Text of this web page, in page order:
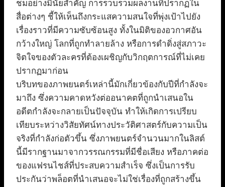
ชมอย่างมีนัยสำคัญ การรวบรวมผลงานที่ปรากฏใน
สื่อต่างๆ ชี้ให้เห็นถึงกระแสความสนใจที่พุ่งเป้าไปยัง
เรื่องราวที่มีความซับซ้อนสูง ทั้งในมิติของอวกาศอัน
กว้างใหญ่ โลกที่ถูกทำลายล้าง หรือการดำดิ่งสู่สภาวะ
จิตใจของตัวละครที่ต้องเผชิญกับวิกฤตการณ์ที่ไม่เคย
ปรากฏมาก่อน
บริบทของภาพยนตร์เหล่านี้มักเกี่ยวข้องกับปีที่กำลังจะ
มาถึง ซึ่งความคาดหวังต่ออนาคตที่ถูกนำเสนอใน
อดีตกำลังจะกลายเป็นปัจจุบัน ทำให้เกิดการเปรียบ
เทียบระหว่างวิสัยทัศน์ทางประวัติศาสตร์กับความเป็น
จริงที่กำลังก่อตัวขึ้น ซึ่งภาพยนตร์จำนวนมากในลิสต์
นี้มีรากฐานมาจากวรรณกรรมที่มีชื่อเสียง หรือภาคต่อ
ของแฟรนไชส์ที่ประสบความสำเร็จ ซึ่งเป็นการรับ
ประกันว่าพล็อตที่นำเสนอจะไม่ใช่เรื่องที่ถูกสร้างขึ้น